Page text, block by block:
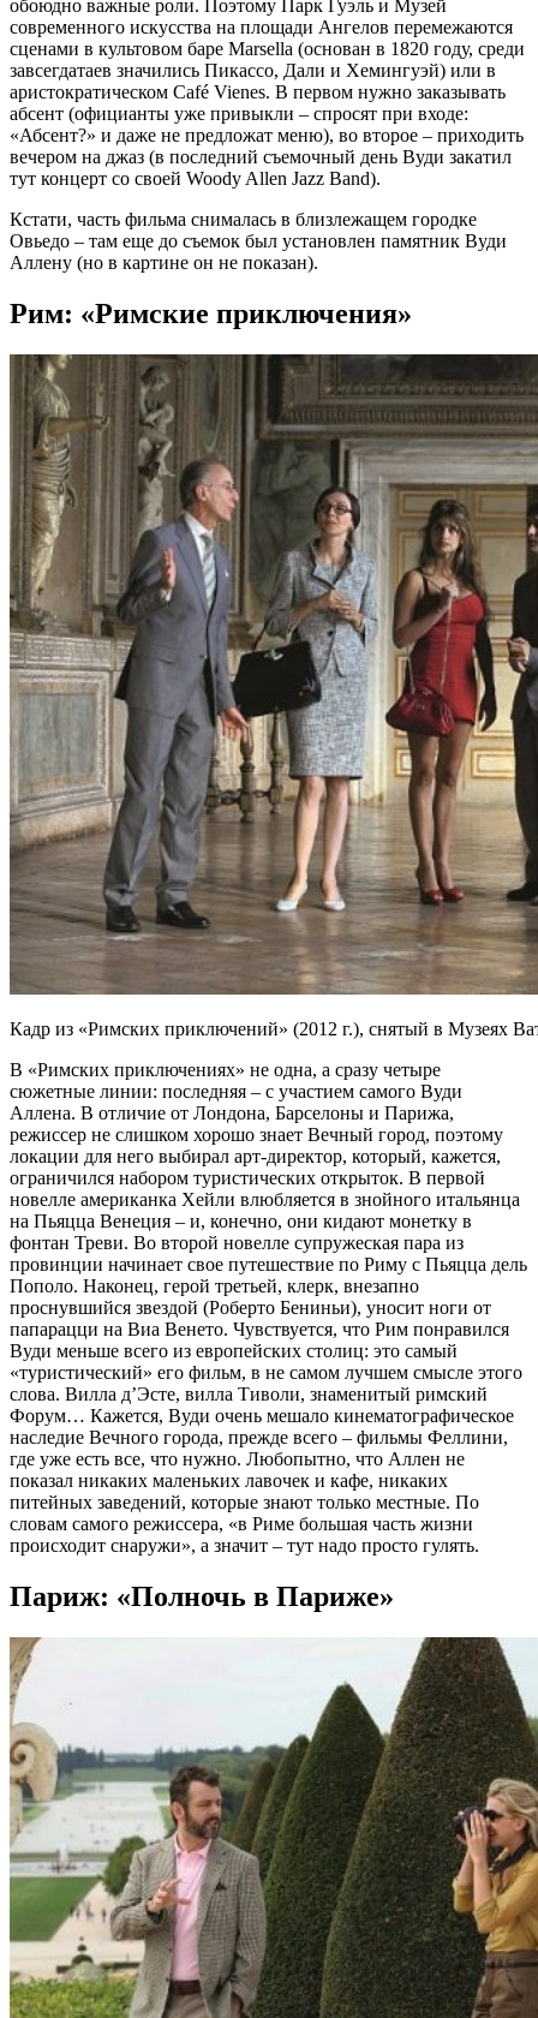
обоюдно важные роли. Поэтому Парк Гуэль и Музей
современного искусства на площади Ангелов перемежаются
сценами в культовом баре Marsella (основан в 1820 году, среди
завсегдатаев значились Пикассо, Дали и Хемингуэй) или в
аристократическом Café Vienes. В первом нужно заказывать
абсент (официанты уже привыкли – спросят при входе:
«Абсент?» и даже не предложат меню), во второе – приходить
вечером на джаз (в последний съемочный день Вуди закатил
тут концерт со своей Woody Allen Jazz Band).
Кстати, часть фильма снималась в близлежащем городке
Овьедо – там еще до съемок был установлен памятник Вуди
Аллену (но в картине он не показан).
Рим: «Римские приключения»
Кадр из «Римских приключений» (2012 г.), снятый в Музеях
В «Римских приключениях» не одна, а сразу четыре
сюжетные линии: последняя – с участием самого Вуди
Аллена. В отличие от Лондона, Барселоны и Парижа,
режиссер не слишком хорошо знает Вечный город, поэтому
локации для него выбирал арт-директор, который, кажется,
ограничился набором туристических открыток. В первой
новелле американка Хейли влюбляется в знойного итальянца
на Пьяцца Венеция – и, конечно, они кидают монетку в
фонтан Треви. Во второй новелле супружеская пара из
провинции начинает свое путешествие по Риму с Пьяцца дель
Пополо. Наконец, герой третьей, клерк, внезапно
проснувшийся звездой (Роберто Бениньи), уносит ноги от
папарацци на Виа Венето. Чувствуется, что Рим понравился
Вуди меньше всего из европейских столиц: это самый
«туристический» его фильм, в не самом лучшем смысле этого
слова. Вилла д’Эсте, вилла Тиволи, знаменитый римский
Форум… Кажется, Вуди очень мешало кинематографическое
наследие Вечного города, прежде всего – фильмы Феллини,
где уже есть все, что нужно. Любопытно, что Аллен не
показал никаких маленьких лавочек и кафе, никаких
питейных заведений, которые знают только местные. По
словам самого режиссера, «в Риме большая часть жизни
происходит снаружи», а значит – тут надо просто гулять.
Париж: «Полночь в Париже»